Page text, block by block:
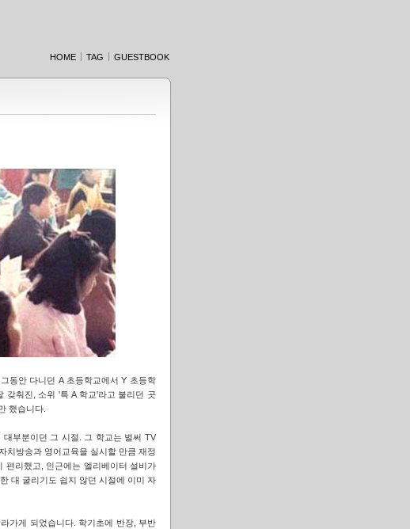
HOME TAG GUESTBOOK
동안 다니던 A 초등학교에서 Y 초등학
갖춰진, 소위 '특 A 학교'라고 불리던 곳
했습니다.
부분이던 그 시절. 그 학교는 벌써 TV
치방송과 영어교육을 실시할 만큼 재정
편리했고, 인근에는 엘리베이터 설비가
대 굴리기도 쉽지 않던 시절에 이미 자
가게 되었습니다. 학기초에 반장, 부반